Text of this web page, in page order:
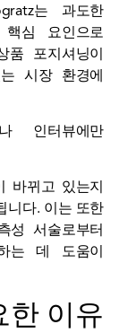
는 과도한
심 요인으로
품 포지셔닝이
시장 환경에
인터뷰에만
바뀌고 있는지
니다. 이는 또한
성 서술로부터
는 데 도움이
한 이유